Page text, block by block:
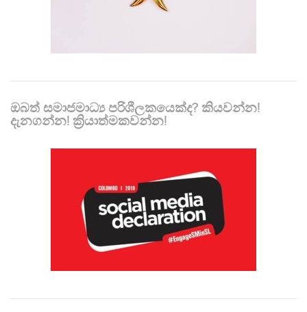
ඔබත් සමාජමාධ්‍ය පරිශීලකයෙක්ද? කියවන්න!
දැනගන්න! ක්‍රියාත්මකවන්න!